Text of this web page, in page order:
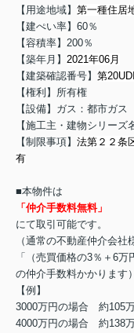
【用途地域】 第一種住居
【建ぺい率】60％
【容積率】200％
【築年月】 2021年06月
【建築確認番号】 第
【権利】所有権
【設備】ガス：都市ガ
【施工主・建物シリー
【制限事項】 法第２２条
有
■本物件は
「仲介手数料無料」
にて取引可能です。
（通常の不動産仲介会
「（売買価格の3％＋6万
の仲介手数料かかります）
【例】
3000万円の場合 約105
4000万円の場合 約138